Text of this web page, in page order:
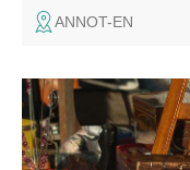
ANNOT-EN
La garde
l'intérieur du vieux